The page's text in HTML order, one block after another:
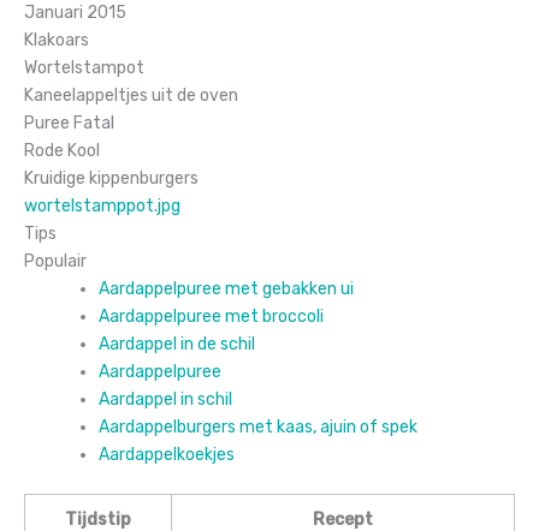
Januari 2015
Klakoars
Wortelstampot
Kaneelappeltjes uit de oven
Puree Fatal
Rode Kool
Kruidige kippenburgers
wortelstamppot.jpg
Tips
Populair
Aardappelpuree met gebakken ui
Aardappelpuree met broccoli
Aardappel in de schil
Aardappelpuree
Aardappel in schil
Aardappelburgers met kaas, ajuin of spek
Aardappelkoekjes
Tijdstip Recept